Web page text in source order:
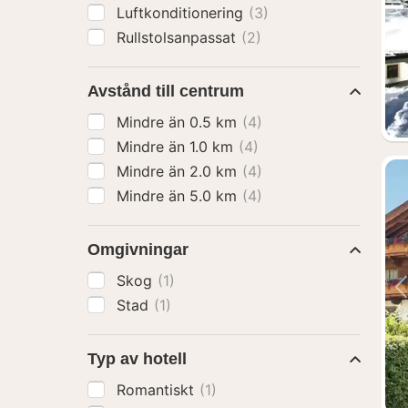
Luftkonditionering (3)
Rullstolsanpassat (2)
Avstånd till centrum
Mindre än 0.5 km (4)
Mindre än 1.0 km (4)
Mindre än 2.0 km (4)
Mindre än 5.0 km (4)
Omgivningar
Skog (1)
Stad (1)
Typ av hotell
Romantiskt (1)